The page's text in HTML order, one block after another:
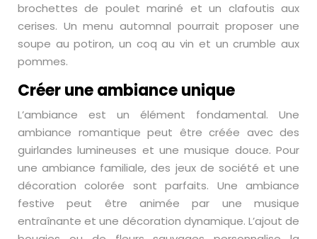
brochettes de poulet mariné et un clafoutis aux
cerises. Un menu automnal pourrait proposer une
soupe au potiron, un coq au vin et un crumble aux
pommes.
Créer une ambiance unique
L’ambiance est un élément fondamental. Une
ambiance romantique peut être créée avec des
guirlandes lumineuses et une musique douce. Pour
une ambiance familiale, des jeux de société et une
décoration colorée sont parfaits. Une ambiance
festive peut être animée par une musique
entraînante et une décoration dynamique. L’ajout de